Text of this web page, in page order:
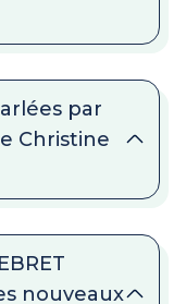
par
Christine
nouveaux